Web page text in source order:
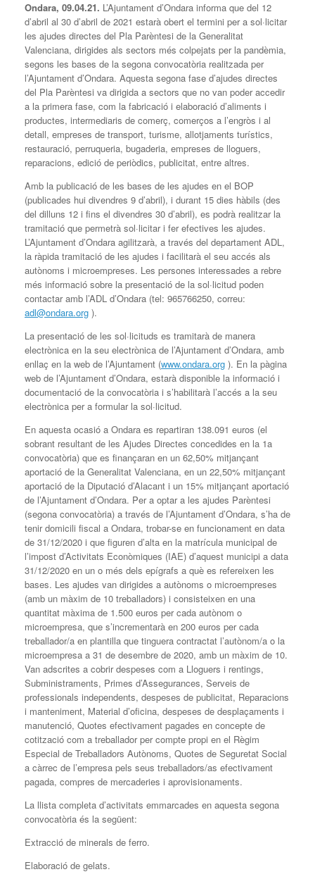
Ondara, 09.04.21. L’Ajuntament d’Ondara informa que del 12
d’abril al 30 d’abril de 2021 estarà obert el termini per a sol·licitar
les ajudes directes del Pla Parèntesi de la Generalitat
Valenciana, dirigides als sectors més colpejats per la pandèmia,
segons les bases de la segona convocatòria realitzada per
l’Ajuntament d’Ondara. Aquesta segona fase d’ajudes directes
del Pla Parèntesi va dirigida a sectors que no van poder accedir
a la primera fase, com la fabricació i elaboració d’aliments i
productes, intermediaris de comerç, comerços a l’engròs i al
detall, empreses de transport, turisme, allotjaments turístics,
restauració, perruqueria, bugaderia, empreses de lloguers,
reparacions, edició de periòdics, publicitat, entre altres.
Amb la publicació de les bases de les ajudes en el BOP
(publicades hui divendres 9 d’abril), i durant 15 dies hàbils (des
del dilluns 12 i fins el divendres 30 d’abril), es podrà realitzar la
tramitació que permetrà sol·licitar i fer efectives les ajudes.
L’Ajuntament d’Ondara agilitzarà, a través del departament ADL,
la ràpida tramitació de les ajudes i facilitarà el seu accés als
autònoms i microempreses. Les persones interessades a rebre
més informació sobre la presentació de la sol·licitud poden
contactar amb l’ADL d’Ondara (tel: 965766250, correu:
adl@ondara.org ).
La presentació de les sol·licituds es tramitarà de manera
electrònica en la seu electrònica de l’Ajuntament d’Ondara, amb
enllaç en la web de l’Ajuntament (www.ondara.org ). En la pàgina
web de l’Ajuntament d’Ondara, estarà disponible la informació i
documentació de la convocatòria i s’habilitarà l’accés a la seu
electrònica per a formular la sol·licitud.
En aquesta ocasió a Ondara es repartiran 138.091 euros (el
sobrant resultant de les Ajudes Directes concedides en la 1a
convocatòria) que es finançaran en un 62,50% mitjançant
aportació de la Generalitat Valenciana, en un 22,50% mitjançant
aportació de la Diputació d’Alacant i un 15% mitjançant aportació
de l’Ajuntament d’Ondara. Per a optar a les ajudes Parèntesi
(segona convocatòria) a través de l’Ajuntament d’Ondara, s’ha de
tenir domicili fiscal a Ondara, trobar-se en funcionament en data
de 31/12/2020 i que figuren d’alta en la matrícula municipal de
l’impost d’Activitats Econòmiques (IAE) d’aquest municipi a data
31/12/2020 en un o més dels epígrafs a què es refereixen les
bases. Les ajudes van dirigides a autònoms o microempreses
(amb un màxim de 10 treballadors) i consisteixen en una
quantitat màxima de 1.500 euros per cada autònom o
microempresa, que s’incrementarà en 200 euros per cada
treballador/a en plantilla que tinguera contractat l’autònom/a o la
microempresa a 31 de desembre de 2020, amb un màxim de 10.
Van adscrites a cobrir despeses com a Lloguers i rentings,
Subministraments, Primes d’Assegurances, Serveis de
professionals independents, despeses de publicitat, Reparacions
i manteniment, Material d’oficina, despeses de desplaçaments i
manutenció, Quotes efectivament pagades en concepte de
cotització com a treballador per compte propi en el Règim
Especial de Treballadors Autònoms, Quotes de Seguretat Social
a càrrec de l’empresa pels seus treballadors/as efectivament
pagada, compres de mercaderies i aprovisionaments.
La llista completa d’activitats emmarcades en aquesta segona
convocatòria és la següent:
Extracció de minerals de ferro.
Elaboració de gelats.